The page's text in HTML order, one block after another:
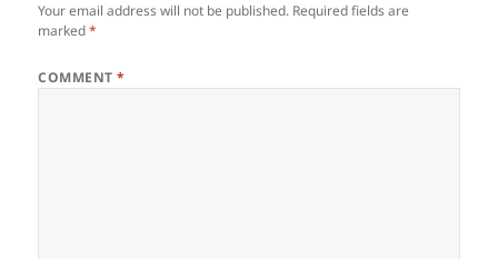
Your email address will not be published. Required fields are
marked*
COMMENT*